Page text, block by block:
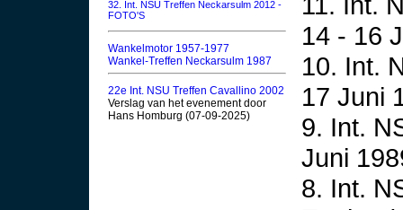
32. Int. NSU Treffen Neckarsulm 2012 -
FOTO'S
Wankelmotor 1957-1977
Wankel-Treffen Neckarsulm 1987
22e Int. NSU Treffen Cavallino 2002
Verslag van het evenement door
Hans Homburg (07-09-2025)
14 - 16
10. Int.
17 Juni
9. Int.
Juni
8. Int.